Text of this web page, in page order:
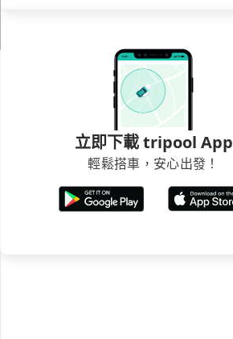
立即下載 tripool App
輕鬆搭車，安心出發！